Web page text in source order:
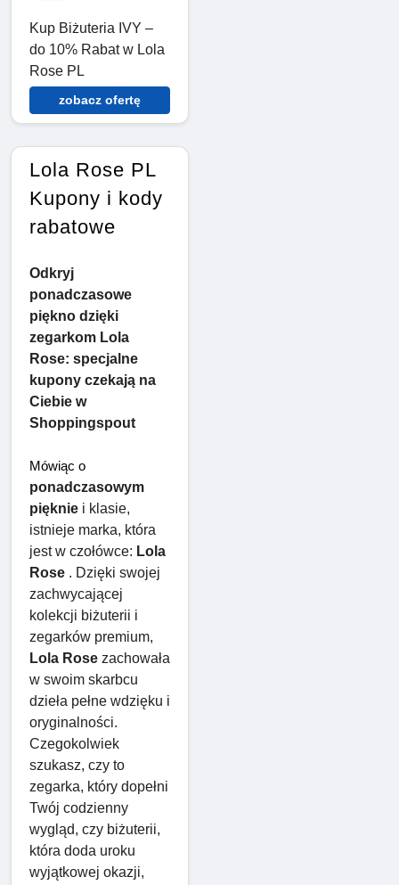
Kup Biżuteria IVY –
do 10% Rabat w Lola
Rose PL
zobacz ofertę
Lola Rose PL
Kupony i kody
rabatowe
Odkryj
ponadczasowe
piękno dzięki
zegarkom Lola
Rose: specjalne
kupony czekają na
Ciebie w
Shoppingspout
ponadczasowym
pięknie i klasie,
istnieje marka, która
jest w czołówce: Lola
Rose . Dzięki swojej
zachwycającej
kolekcji biżuterii i
Lola Rose zachowała
w swoim skarbcu
dzieła pełne wdzięku i
oryginalności.
Czegokolwiek
szukasz, czy to
zegarka, który dopełni
Twój codzienny
wygląd, czy biżuterii,
która doda uroku